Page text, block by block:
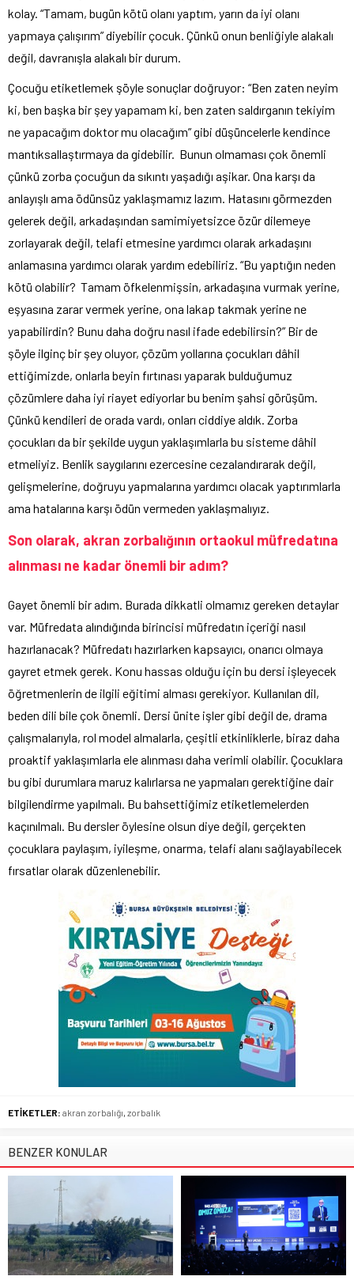
kolay. “Tamam, bugün kötü olanı yaptım, yarın da iyi olanı
yapmaya çalışırım” diyebilir çocuk. Çünkü onun benliğiyle alakalı
değil, davranışla alakalı bir durum.
Çocuğu etiketlemek şöyle sonuçlar doğruyor: “Ben zaten neyim
ki, ben başka bir şey yapamam ki, ben zaten saldırganın tekiyim
ne yapacağım doktor mu olacağım” gibi düşüncelerle kendince
mantıksallaştırmaya da gidebilir. Bunun olmaması çok önemli
çünkü zorba çocuğun da sıkıntı yaşadığı aşikar. Ona karşı da
anlayışlı ama ödünsüz yaklaşmamız lazım. Hatasını görmezden
gelerek değil, arkadaşından samimiyetsizce özür dilemeye
zorlayarak değil, telafi etmesine yardımcı olarak arkadaşını
anlamasına yardımcı olarak yardım edebiliriz. “Bu yaptığın neden
kötü olabilir? Tamam öfkelenmişsin, arkadaşına vurmak yerine,
eşyasına zarar vermek yerine, ona lakap takmak yerine ne
yapabilirdin? Bunu daha doğru nasıl ifade edebilirsin?” Bir de
şöyle ilginç bir şey oluyor, çözüm yollarına çocukları dâhil
ettiğimizde, onlarla beyin fırtınası yaparak bulduğumuz
çözümlere daha iyi riayet ediyorlar bu benim şahsi görüşüm.
Çünkü kendileri de orada vardı, onları ciddiye aldık. Zorba
çocukları da bir şekilde uygun yaklaşımlarla bu sisteme dâhil
etmeliyiz. Benlik saygılarını ezercesine cezalandırarak değil,
gelişmelerine, doğruyu yapmalarına yardımcı olacak yaptırımlarla
ama hatalarına karşı ödün vermeden yaklaşmalıyız.
Son olarak, akran zorbalığının ortaokul müfredatına
alınması ne kadar önemli bir adım?
Gayet önemli bir adım. Burada dikkatli olmamız gereken detaylar
var. Müfredata alındığında birincisi müfredatın içeriği nasıl
hazırlanacak? Müfredatı hazırlarken kapsayıcı, onarıcı olmaya
gayret etmek gerek. Konu hassas olduğu için bu dersi işleyecek
öğretmenlerin de ilgili eğitimi alması gerekiyor. Kullanılan dil,
beden dili bile çok önemli. Dersi ünite işler gibi değil de, drama
çalışmalarıyla, rol model almalarla, çeşitli etkinliklerle, biraz daha
proaktif yaklaşımlarla ele alınması daha verimli olabilir. Çocuklara
bu gibi durumlara maruz kalırlarsa ne yapmaları gerektiğine dair
bilgilendirme yapılmalı. Bu bahsettiğimiz etiketlemelerden
kaçınılmalı. Bu dersler öylesine olsun diye değil, gerçekten
çocuklara paylaşım, iyileşme, onarma, telafi alanı sağlayabilecek
fırsatlar olarak düzenlenebilir.
ETİKETLER: akran zorbalığı, zorbalık
BENZER KONULAR